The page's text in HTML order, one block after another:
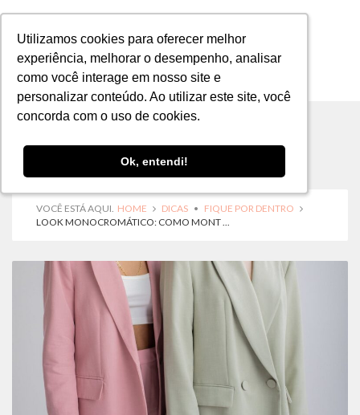
Utilizamos cookies para oferecer melhor
experiência, melhorar o desempenho, analisar
como você interage em nosso site e
personalizar conteúdo. Ao utilizar este site, você
concorda com o uso de cookies.
Ok, entendi!
Utilizamos cookies para oferecer melhor
experiência, melhorar o desempenho, analisar
como você interage em nosso site e
personalizar conteúdo. Ao utilizar este site, você
concorda com o uso de cookies.
Ok, entendi!
MENU
VOCÊ ESTÁ AQUI. HOME DICAS • FIQUE POR DENTRO
LOOK MONOCROMÁTICO: COMO MONT ...